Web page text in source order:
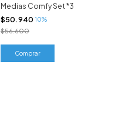
Medias Comfy Set *3
$50.940 10%
$56.600
Comprar